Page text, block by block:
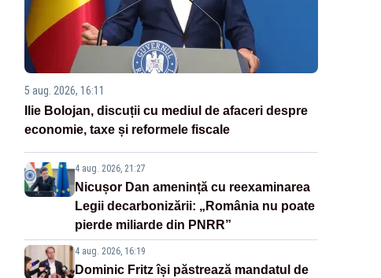
5 aug. 2026, 16:11
Ilie Bolojan, discuții cu mediul de afaceri despre
economie, taxe și reformele fiscale
4 aug. 2026, 21:27
Nicușor Dan amenință cu reexaminarea
Legii decarbonizării: „România nu poate
pierde miliarde din PNRR”
4 aug. 2026, 16:19
Dominic Fritz își păstrează mandatul de